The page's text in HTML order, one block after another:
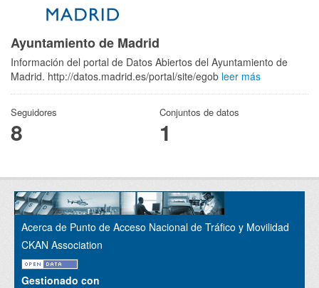
Ayuntamiento de Madrid
Información del portal de Datos Abiertos del Ayuntamiento de
Madrid. http://datos.madrid.es/portal/site/egob leer más
Seguidores
8
Conjuntos de datos
1
Acerca de Punto de Acceso Nacional de Tráfico y Movilidad
CKAN Association
Gestionado con